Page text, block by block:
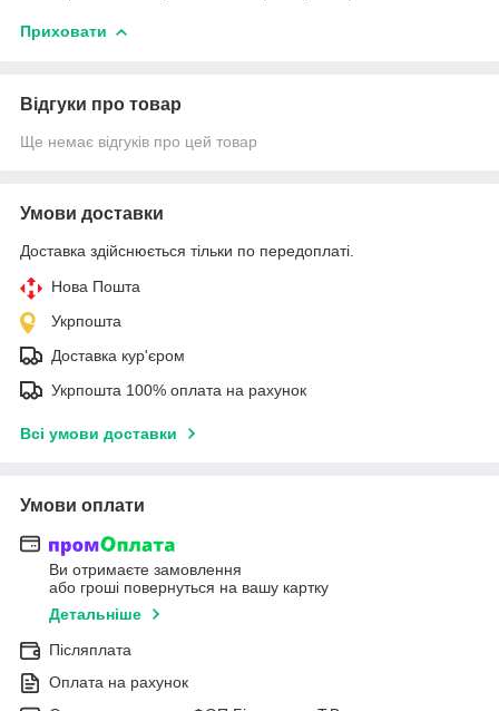
Приховати
Відгуки про товар
Ще немає відгуків про цей товар
Умови доставки
Доставка здійснюється тільки по передоплаті.
Нова Пошта
Укрпошта
Доставка кур'єром
Укрпошта 100% оплата на рахунок
Всі умови доставки
Умови оплати
Ви отримаєте замовлення
або гроші повернуться на вашу картку
Детальніше
Післяплата
Оплата на рахунок